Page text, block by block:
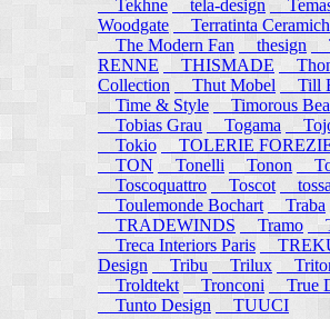
Tekhne
tela-design
Woodgate
Terratinta
The Modern Fan
thesign
RENNE
THISMADE
Collection
Thut Mobel
Till
Time & Style
Timorous
Tobias Grau
Togama
Tokio
TOLERIE
TON
Tonelli Tonon
Toscoquattro
Toscot tossa
Toulemonde Bochart
Traba
TRADEWINDS
Tramo
Treca Interiors Paris
Design
Tribu Trilux
Troldtekt Tronconi True
Tunto Design
TUUCI